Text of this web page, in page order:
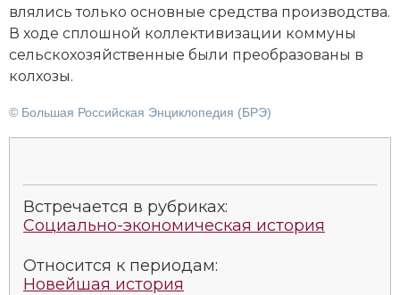
в­ля­лись толь­ко основные сред­ст­ва про­изводства.
В хо­де сплош­ной кол­лек­ти­ви­за­ции коммуны
сельскохозяйственные бы­ли пре­об­ра­зо­ва­ны в
кол­хо­зы.
© Большая Российская Энциклопедия (БРЭ)
Встречается в рубриках:
Социально-экономическая история
Относится к периодам:
Новейшая история